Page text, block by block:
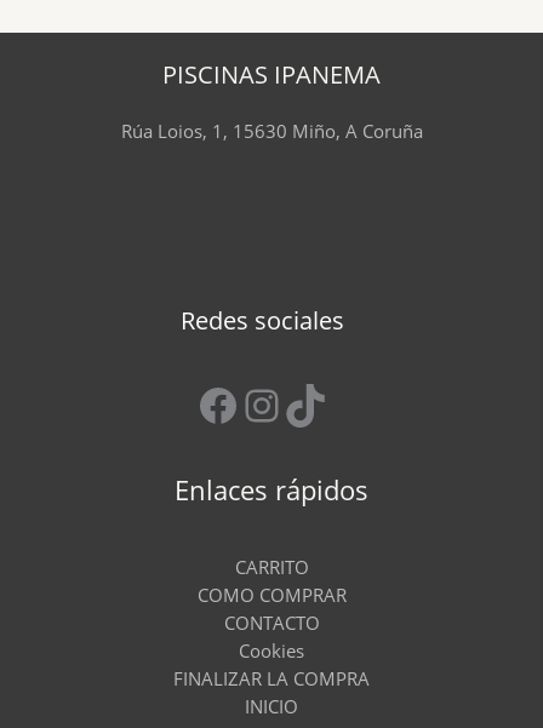
PISCINAS IPANEMA
Rúa Loios, 1, 15630 Miño, A Coruña
Redes sociales
Facebook
Instagram
TikTok
Enlaces rápidos
CARRITO
COMO COMPRAR
CONTACTO
Cookies
FINALIZAR LA COMPRA
INICIO